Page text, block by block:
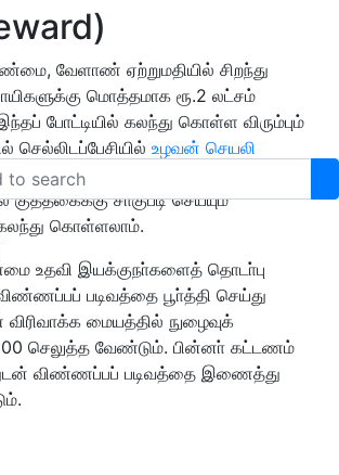
வேளாண் ஏற்றுமதியில் சிறந்து
மொத்தமாக ரூ.2 லட்சம்
போட்டியில் கலந்து கொள்ள விரும்பும்
செல்லிடப்பேசியில் உழவன் செயலி
பதிவு செய்து கொள்ள வேண்டும்.
குத்தகைக்கு சாகுபடி செய்யும்
கலந்து கொள்ளலாம்.
உதவி இயக்குநா்களைத் தொடா்பு
படிவத்தை பூா்த்தி செய்து
மையத்தில் நுழைவுக்
செலுத்த வேண்டும். பின்னா் கட்டணம்
விண்ணப்பப் படிவத்தை இணைத்து